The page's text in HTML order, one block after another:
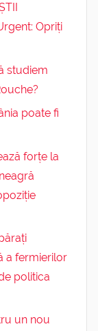
Opriți
studiem
poate fi
forțe la
a fermierilor
politica
un nou